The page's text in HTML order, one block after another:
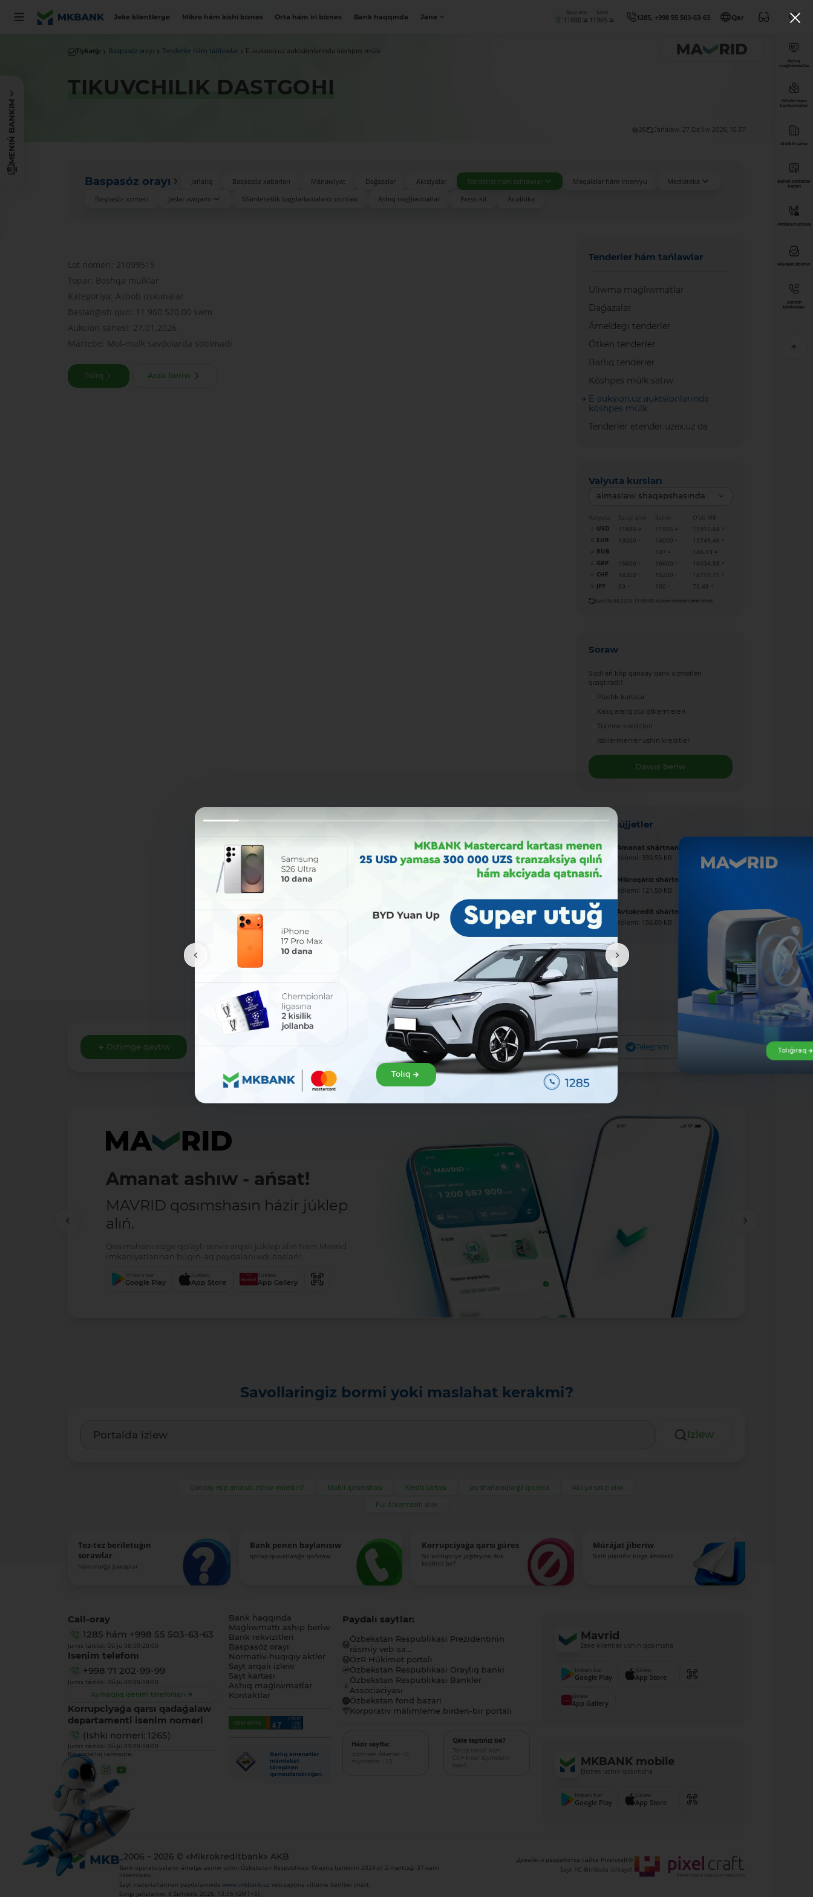
Jeke klientlerge Mikro hám kishi biznes Orta hám iri biznes Bank haqqında Jáne
Satıp alıw
11880
Satıw
11965 1285, +998 55 503-63-63 Qar
MENIŃ BANKIM
Tiykarǵı Baspasóz orayı Tenderler hám tańlawlar E-auksion.uz auktsionlarında kóshpes múlk
TIKUVCHILIK DASTGOHI
26 Jańalaw: 27 Da'liw 2026, 10:37
Baspasóz orayı Jańalıq Baspasóz xabarları Mánawiyat Daǵazalar Aktsiyalar Tenderler hám tańlawlar Maqalalar hám intervyu
Mediateka
Baspasóz xızmeti
Jaslar awqamı Mámleketlik baǵdarlamalardı orınlaw Ashıq maǵlıwmatlar Press-kit Analitika
Lot nomeri: 21099515
Topar: Boshqa mulklar
Kategoriya: Asbob uskunalar
Baslanǵısh qun: 11 960 520.00 swm
Aukcion sánesi: 27.01.2026
Mártebe: Mol-mulk savdolarda sotilmadi
Tolıq Arza beriw
Tenderler hám tańlawlar
Uliwma maǵlıwmatlar
Daǵazalar
Ámeldegi tenderler
Ótken tenderler
Barlıq tenderler
Kóshpes múlk satıw
E-auksion.uz auktsionlarında
kóshpes múlk
Tenderler etender.uzex.uz da
Valyuta kursları
almaslaw shaqapshasında
Valyuta Satıp alıw Satıw
O‘zb MB
USD
11880 11965
11915.64
EUR
13000 14000
13749.46
RUB
147
146.19
GBP
15600 16600
16034.88
CHF
14200 15200
14719.75
JPY
50 100 75.48
Kurs 06.08.2026 11:00:00 kúnine shekem ámel etedi
Soraw
Sizdi eń kóp qanday bank xizmetleri
qızıqtıradı?
Plastik kartalar
Xalıq aralıq pul ótkermeleri
Tutınıw kreditleri
Isbilermenler ushin kreditler
Dawıs beriw
Jańa hújjetler
Amanat shártnaması úlgisi
Kólemi: 339.55 KB
Mikroqarız shártnaması úlgisi
Kólemi: 121.50 KB
Avtokredit shártnaması úlgisi
Kólemi: 156.00 KB
Dizimge qaytıw Bólisiw: Facebook Telegram
Amanat ashıw - ańsat!
MAVRID qosımshasın házir júklep
alıń.
Qosımshanı sizge qolaylı servis arqalı júklep alıń hám Mavrid
imkaniyatlarınan búgin-aq paydalanıwdı baslań!:
Imkani bar
Google Play
Júklew
App Store
Júklew
App Gallery
Savollaringiz bormi yoki maslahat kerakmi?
Izlew
Qanday etip amanat ashıw múmkin? Mobil qosımshası Kredit kartası Jas shańaraqlarǵa ipoteka
Akciya satıp alıw
Pul ótkermesin alıw
Tez-tez beriletuǵın
sorawlar
hám olarǵa juwaplar
Bank penen baylanısıw
qollap-quwatlawǵa qońıraw
Korrupciyaǵa qarsı gúres
Siz korrupciya jaǵdayına dus
keldiniz be?
Múrájat jiberiw
Siziń pikirińiz bizge áhmietli
Ashıq
maǵlıwmatlar
Ofisler hám
bankomatlar
Múlkti satıw
Bahalı qaǵazlar
bazarı
Antikorrupsiya
Múrájat jiberiw
Isenim
telefonları
Call-oray
1285 hám +998 55 503-63-63
Jumıs tártibi: Dú-Ju 08:00-20:00
Isenim telefonı
+998 71 202-99-99
Jumıs tártibi: Dú-Ju 09:00-18:00
Aymaqlıq isenim telefonları
Korrupciyaǵa qarsı qadaǵalaw
departamenti isenim nomeri
(Ishki nomeri: 1265)
Jumıs tártibi: Dú-Ju 09:00-18:00
Biz sociallıq tarmaqta:
Bank haqqında
Maǵlıwmattı ashıp beriw
Bank rekvizitleri
Baspasóz orayı
Normativ-huqıqıy aktler
Sayt arqalı izlew
Sayt kartası
Ashıq maǵlıwmatlar
Kontaktlar
Barlıq amanatlar
mámleket
tárepinen
qamsızlandırılǵan
Paydalı saytlar:
Ózbekstan Respublikası Prezidentinin
rásmiy veb-sa...
ÓzR Húkimet portalı
Ózbekstan Respublikası Oraylıq banki
Ózbekstan Respublikası Bankler
Associaciyası
Ózbekstan fond bazarı
Korporativ málimleme birden-bir portalı
Házir saytta:
dizimnen ótkenler - 0,
miymanlar - 13
Qáte taptıńız ba?
Tekstti tanlań hám
Ctrl+Enter túymelerin
basıń.
Mavrid
Jeke klientler ushın qosımsha
Imkani bar
Google Play
Júklew
App Store
Júklew
App Gallery
MKBANK mobile
Biznes ushın qosımsha
Imkani bar
Google Play
Júklew
App Store
_2006 – 2026 © «Mikrokreditbank» AKB
Bank operatsiyaların ámelge asırıw ushın Ózbekstan Respublikası Oraylıq bankiniń 2024-jıl 2-marttaǵı 37-sanlı
litsenziyası.
Sayt materiallarınan paydalanıwdawww.mkbank.uz veb-saytına silteme beriliwi shárt.
Sońǵı jańalanıw: 8 Su'mbile 2026, 13:56 (GMT+5)
Дизайн и разработка сайта Pixelcraft®
Sayt 1C-Bitriksda ishlaydi
Tolıq
Tolıǵıraq